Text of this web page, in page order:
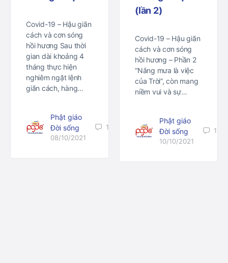
Covid-19 – Hậu giãn
cách và cơn sóng
hồi hương Sau thời
gian dài khoảng 4
tháng thực hiện
nghiêm ngặt lệnh
giãn cách, hàng…
Phật giáo
Đời sống
08/10/2021
1
(lần 2)
Covid-19 – Hậu giãn
cách và cơn sóng
hồi hương – Phần 2
“Nắng mưa là việc
của Trời”, còn mang
niềm vui và sự…
Phật giáo
Đời sống
10/10/2021
1